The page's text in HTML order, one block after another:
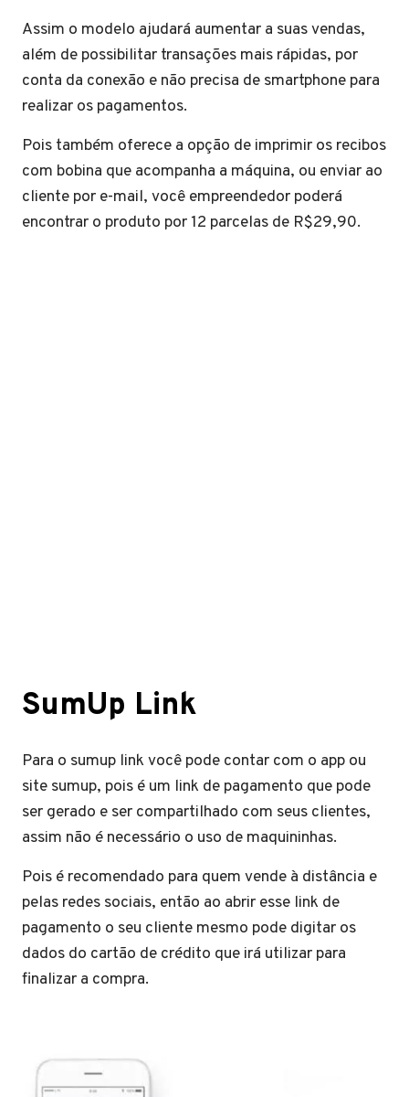
Assim o modelo ajudará aumentar a suas vendas,
além de possibilitar transações mais rápidas, por
conta da conexão e não precisa de smartphone para
realizar os pagamentos.
Pois também oferece a opção de imprimir os recibos
com bobina que acompanha a máquina, ou enviar ao
cliente por e-mail, você empreendedor poderá
encontrar o produto por 12 parcelas de R$29,90.
SumUp Link
Para o sumup link você pode contar com o app ou
site sumup, pois é um link de pagamento que pode
ser gerado e ser compartilhado com seus clientes,
assim não é necessário o uso de maquininhas.
Pois é recomendado para quem vende à distância e
pelas redes sociais, então ao abrir esse link de
pagamento o seu cliente mesmo pode digitar os
dados do cartão de crédito que irá utilizar para
finalizar a compra.